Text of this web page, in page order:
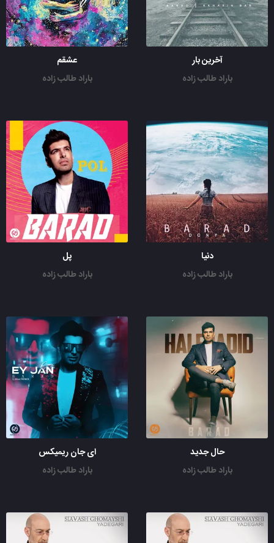
آخرین بار
باراد طالب زاده
عشقم
باراد طالب زاده
دنیا
باراد طالب زاده
پل
باراد طالب زاده
حال جدید
باراد طالب زاده
ای جان ریمیکس
باراد طالب زاده